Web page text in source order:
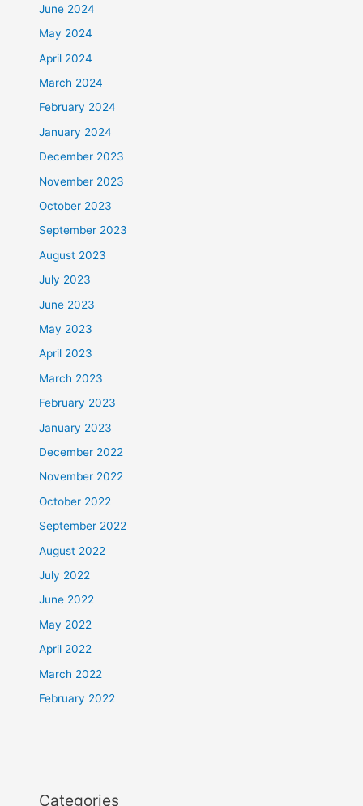
June 2024
May 2024
April 2024
March 2024
February 2024
January 2024
December 2023
November 2023
October 2023
September 2023
August 2023
July 2023
June 2023
May 2023
April 2023
March 2023
February 2023
January 2023
December 2022
November 2022
October 2022
September 2022
August 2022
July 2022
June 2022
May 2022
April 2022
March 2022
February 2022
Categories